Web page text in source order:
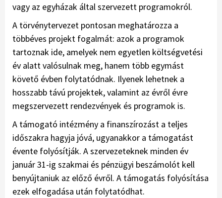
vagy az egyházak által szervezett programokról.
A törvénytervezet pontosan meghatározza a
többéves projekt fogalmát: azok a programok
tartoznak ide, amelyek nem egyetlen költségvetési
év alatt valósulnak meg, hanem több egymást
követő évben folytatódnak. Ilyenek lehetnek a
hosszabb távú projektek, valamint az évről évre
megszervezett rendezvények és programok is.
A támogató intézmény a finanszírozást a teljes
időszakra hagyja jóvá, ugyanakkor a támogatást
évente folyósítják. A szervezeteknek minden év
január 31-ig szakmai és pénzügyi beszámolót kell
benyújtaniuk az előző évről. A támogatás folyósítása
ezek elfogadása után folytatódhat.